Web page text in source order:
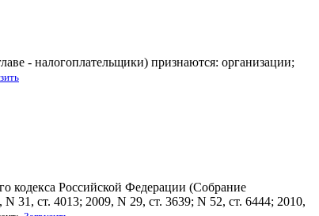
- налогоплательщики) признаются: организации;
кодекса Российской Федерации (Собрание
31, ст. 4013; 2009, N 29, ст. 3639; N 52, ст. 6444; 2010,